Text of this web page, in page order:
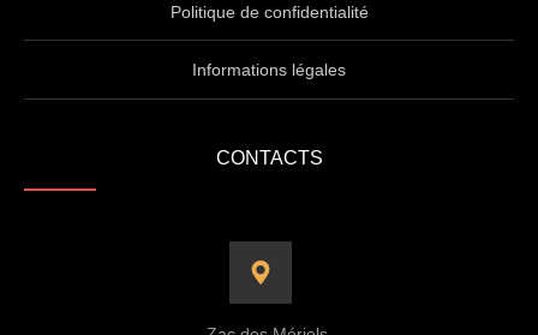
Politique de confidentialité
Informations légales
CONTACTS